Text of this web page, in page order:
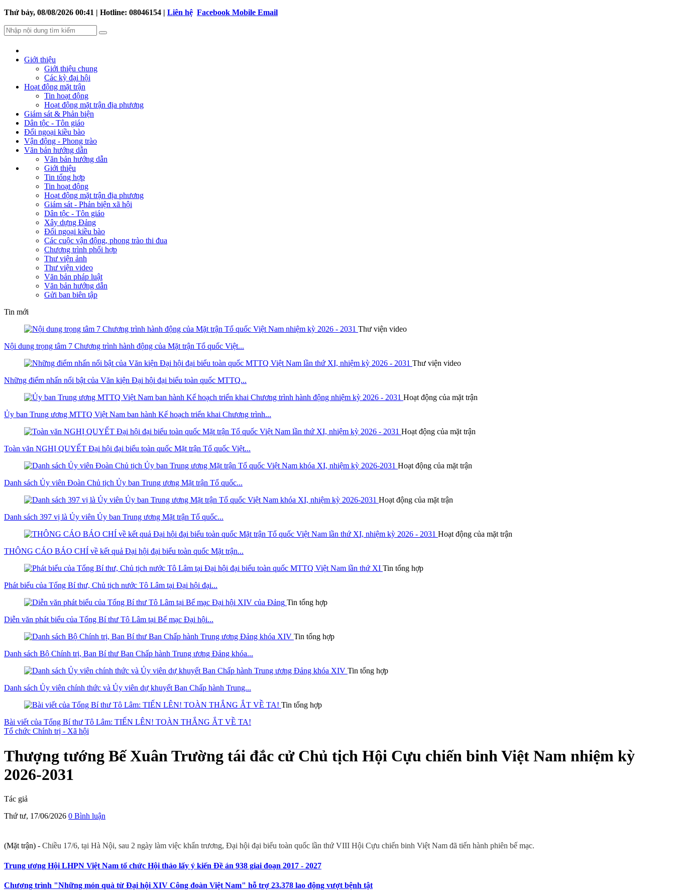
Thứ bảy, 08/08/2026 00:41 | Hotline: 08046154 | Liên hệ Facebook Mobile Email
Giới thiệu
Giới thiệu chung
Các kỳ đại hội
Hoạt động mặt trận
Tin hoạt động
Hoạt động mặt trận địa phương
Giám sát & Phản biện
Dân tộc - Tôn giáo
Đối ngoại kiều bào
Vận động - Phong trào
Văn bản hướng dẫn
Văn bản hướng dẫn
Giới thiệu
Tin tổng hợp
Tin hoạt động
Hoạt động mặt trận địa phương
Giám sát - Phản biện xã hội
Dân tộc - Tôn giáo
Xây dựng Đảng
Đối ngoại kiều bào
Các cuộc vận động, phong trào thi đua
Chương trình phối hợp
Thư viện ảnh
Thư viện video
Văn bản pháp luật
Văn bản hướng dẫn
Gửi ban biên tập
Tin mới
Thư viện video
Nội dung trọng tâm 7 Chương trình hành động của Mặt trận Tổ quốc Việt...
Thư viện video
Những điểm nhấn nổi bật của Văn kiện Đại hội đại biểu toàn quốc MTTQ...
Hoạt động của mặt trận
Ủy ban Trung ương MTTQ Việt Nam ban hành Kế hoạch triển khai Chương trình...
Hoạt động của mặt trận
Toàn văn NGHỊ QUYẾT Đại hội đại biểu toàn quốc Mặt trận Tổ quốc Việt...
Hoạt động của mặt trận
Danh sách Ủy viên Đoàn Chủ tịch Ủy ban Trung ương Mặt trận Tổ quốc...
Hoạt động của mặt trận
Danh sách 397 vị là Ủy viên Ủy ban Trung ương Mặt trận Tổ quốc...
Hoạt động của mặt trận
THÔNG CÁO BÁO CHÍ về kết quả Đại hội đại biểu toàn quốc Mặt trận...
Tin tổng hợp
Phát biểu của Tổng Bí thư, Chủ tịch nước Tô Lâm tại Đại hội đại...
Tin tổng hợp
Diễn văn phát biểu của Tổng Bí thư Tô Lâm tại Bế mạc Đại hội...
Tin tổng hợp
Danh sách Bộ Chính trị, Ban Bí thư Ban Chấp hành Trung ương Đảng khóa...
Tin tổng hợp
Danh sách Ủy viên chính thức và Ủy viên dự khuyết Ban Chấp hành Trung...
Tin tổng hợp
Bài viết của Tổng Bí thư Tô Lâm: TIẾN LÊN! TOÀN THẮNG ẮT VỀ TA!
Tổ chức Chính trị - Xã hội
Thượng tướng Bế Xuân Trường tái đắc cử Chủ tịch Hội Cựu chiến binh Việt Nam nhiệm kỳ
2026-2031
Tác giả
Thứ tư, 17/06/2026 0 Bình luận
(Mặt trận) - Chiều 17/6, tại Hà Nội, sau 2 ngày làm việc khẩn trương, Đại hội đại biểu toàn quốc lần thứ VIII Hội Cựu chiến binh Việt Nam đã tiến hành phiên bế mạc.
Trung ương Hội LHPN Việt Nam tổ chức Hội thảo lấy ý kiến Đề án 938 giai đoạn 2017 - 2027
Chương trình "Những món quà từ Đại hội XIV Công đoàn Việt Nam" hỗ trợ 23.378 lao động vượt bệnh tật